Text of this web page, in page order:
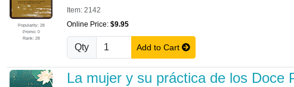
Popularity: 28
Promo: 0
Rank: 28
Item: 2142
Online Price: $9.95
Qty Add to Cart
La mujer y su práctica de los Doce